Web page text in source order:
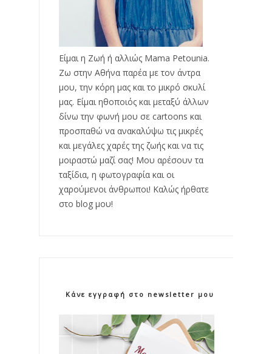
Είμαι η Ζωή ή αλλιώς Mama Petounia.
Ζω στην Αθήνα παρέα με τον άντρα
μου, την κόρη μας και το μικρό σκυλί
μας. Είμαι ηθοποιός και μεταξύ άλλων
δίνω την φωνή μου σε cartoons και
προσπαθώ να ανακαλύψω τις μικρές
και μεγάλες χαρές της ζωής και να τις
μοιραστώ μαζί σας! Μου αρέσουν τα
ταξίδια, η φωτογραφία και οι
χαρούμενοι άνθρωποι! Καλώς ήρθατε
στο blog μου!
Κάνε εγγραφή στο newsletter μου!